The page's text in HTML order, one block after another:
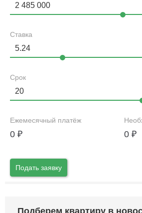
Ставка
Срок
Ежемесячный платёж
0 ₽ 0 ₽
Подать заявку
Подберем квартиру в